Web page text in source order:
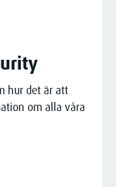
hur det är att
om alla våra